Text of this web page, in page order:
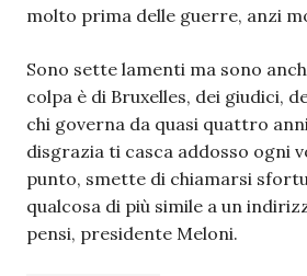
molto prima delle guerre, anzi
Sono sette lamenti ma sono
colpa è di Bruxelles, dei giudici,
chi governa da quasi quattro
disgrazia ti casca addosso ogni
punto, smette di chiamarsi
qualcosa di più simile a un
pensi, presidente Meloni.